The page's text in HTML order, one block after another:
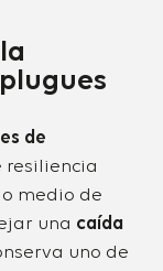
de
resiliencia
medio de
una caída
uno de